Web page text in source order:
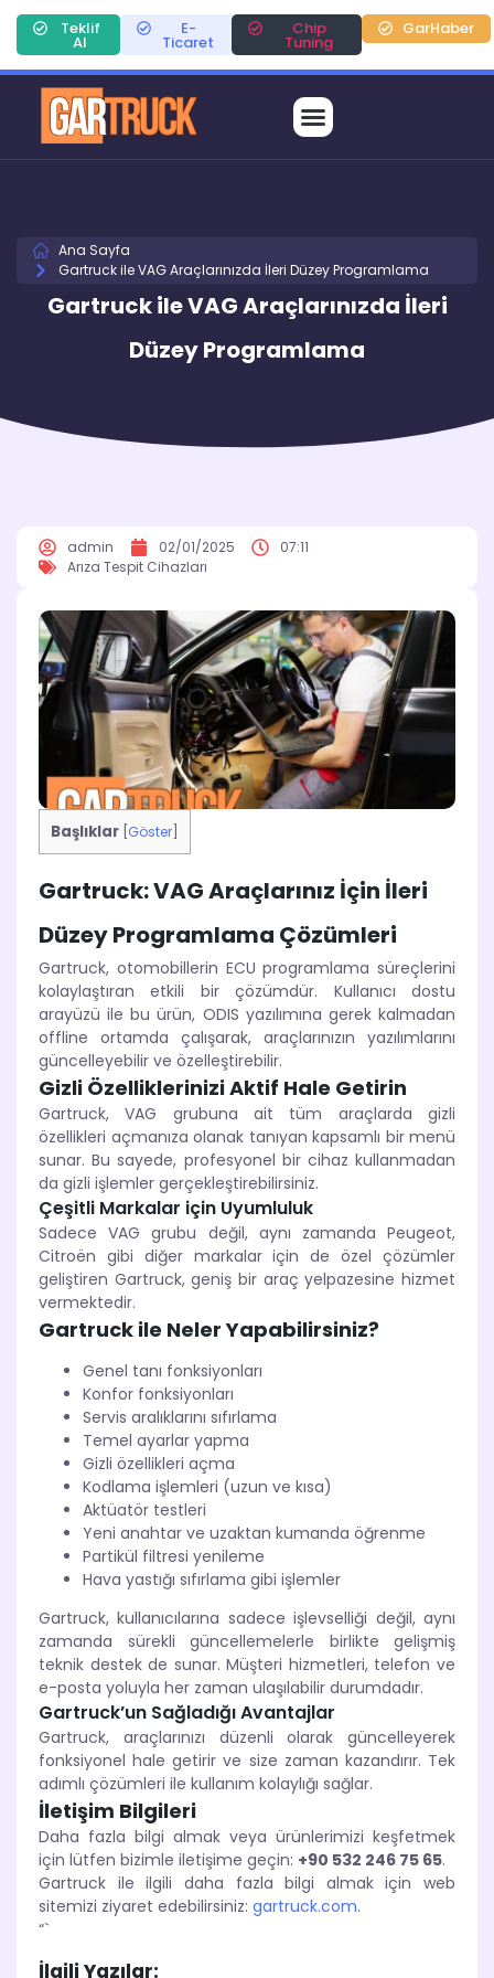
Teklif
Al
E-
Ticaret
Chip
Tuning
GarHaber
Ana Sayfa
Gartruck ile VAG Araçlarınızda İleri Düzey Programlama
Gartruck ile VAG Araçlarınızda İleri
Düzey Programlama
admin 02/01/2025
07:11
Arıza Tespit Cihazları
Başlıklar Göster
Gartruck: VAG Araçlarınız İçin İleri
Düzey Programlama Çözümleri
Gartruck, otomobillerin ECU programlama süreçlerini
kolaylaştıran etkili bir çözümdür. Kullanıcı dostu
arayüzü ile bu ürün, ODIS yazılımına gerek kalmadan
offline ortamda çalışarak, araçlarınızın yazılımlarını
güncelleyebilir ve özelleştirebilir.
Gizli Özelliklerinizi Aktif Hale Getirin
Gartruck, VAG grubuna ait tüm araçlarda gizli
özellikleri açmanıza olanak tanıyan kapsamlı bir menü
sunar. Bu sayede, profesyonel bir cihaz kullanmadan
da gizli işlemler gerçekleştirebilirsiniz.
Çeşitli Markalar için Uyumluluk
Sadece VAG grubu değil, aynı zamanda Peugeot,
Citroën gibi diğer markalar için de özel çözümler
geliştiren Gartruck, geniş bir araç yelpazesine hizmet
vermektedir.
Gartruck ile Neler Yapabilirsiniz?
Genel tanı fonksiyonları
Konfor fonksiyonları
Servis aralıklarını sıfırlama
Temel ayarlar yapma
Gizli özellikleri açma
Kodlama işlemleri (uzun ve kısa)
Aktüatör testleri
Yeni anahtar ve uzaktan kumanda öğrenme
Partikül filtresi yenileme
Hava yastığı sıfırlama gibi işlemler
Gartruck, kullanıcılarına sadece işlevselliği değil, aynı
zamanda sürekli güncellemelerle birlikte gelişmiş
teknik destek de sunar. Müşteri hizmetleri, telefon ve
e-posta yoluyla her zaman ulaşılabilir durumdadır.
Gartruck’un Sağladığı Avantajlar
Gartruck, araçlarınızı düzenli olarak güncelleyerek
fonksiyonel hale getirir ve size zaman kazandırır. Tek
adımlı çözümleri ile kullanım kolaylığı sağlar.
İletişim Bilgileri
Daha fazla bilgi almak veya ürünlerimizi keşfetmek
için lütfen bizimle iletişime geçin: +90 532 246 75 65.
Gartruck ile ilgili daha fazla bilgi almak için web
sitemizi ziyaret edebilirsiniz: gartruck.com.
“`
İlgili Yazılar: